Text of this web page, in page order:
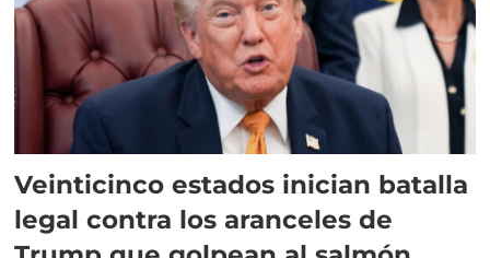
Veinticinco estados inician batalla
legal contra los aranceles de